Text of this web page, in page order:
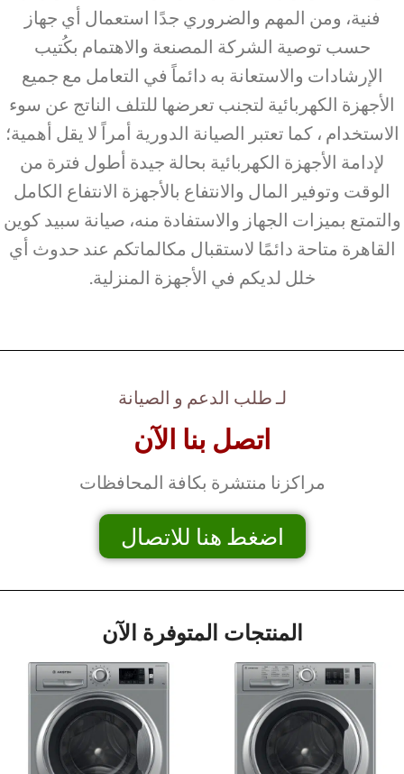
فنية، ومن المهم والضروري جدًا استعمال أي جهاز
حسب توصية الشركة المصنعة والاهتمام بكُتيب
الإرشادات والاستعانة به دائماً في التعامل مع جميع
الأجهزة الكهربائية لتجنب تعرضها للتلف الناتج عن سوء
الاستخدام ، كما تعتبر الصيانة الدورية أمراً لا يقل أهمية؛
لإدامة الأجهزة الكهربائية بحالة جيدة أطول فترة من
الوقت وتوفير المال والانتفاع بالأجهزة الانتفاع الكامل
والتمتع بميزات الجهاز والاستفادة منه، صيانة سبيد كوين
القاهرة متاحة دائمًا لاستقبال مكالماتكم عند حدوث أي
خلل لديكم في الأجهزة المنزلية.
لـ طلب الدعم و الصيانة
اتصل بنا الآن
مراكزنا منتشرة بكافة المحافظات
اضغط هنا للاتصال
المنتجات المتوفرة الآن